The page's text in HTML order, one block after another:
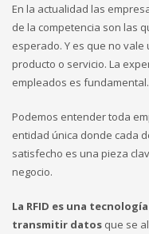
En la actualidad las
de la competencia son las
esperado. Y es que no
producto o servicio. La
empleados es fundamental.
Podemos entender toda
entidad única donde cada
satisfecho es una pieza
negocio.
La RFID es una
transmitir datos que se